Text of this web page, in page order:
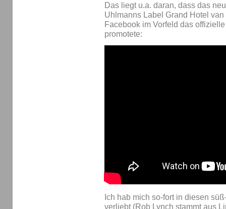
Das liegt u.a. daran, dass das
Uhlmanns Label Grand Hotel
Facebook im Vorfeld das
promotete:
Ich hab mich so-fort in diesen
verliebt (Rob Lynch stammt aus